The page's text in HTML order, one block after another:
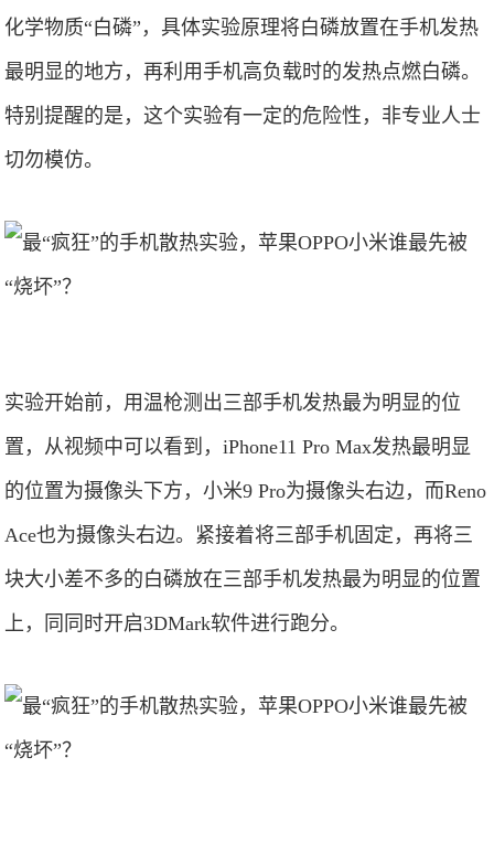
化学物质“白磷”，具体实验原理将白磷放置在手机发热
最明显的地方，再利用手机高负载时的发热点燃白磷。
特别提醒的是，这个实验有一定的危险性，非专业人士
切勿模仿。
实验开始前，用温枪测出三部手机发热最为明显的位
置，从视频中可以看到，iPhone11 Pro Max发热最明显
的位置为摄像头下方，小米9 Pro为摄像头右边，而Reno
Ace也为摄像头右边。紧接着将三部手机固定，再将三
块大小差不多的白磷放在三部手机发热最为明显的位置
上，同同时开启3DMark软件进行跑分。